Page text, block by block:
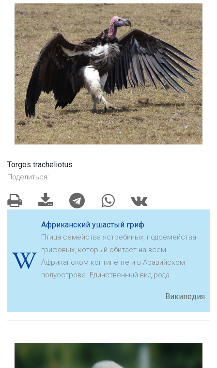
Torgos tracheliotus
Поделиться:
Африканский ушастый гриф
Птица семейства ястребиных, подсемейства
грифовых, который обитает на всём
Африканском континенте и в Аравийском
полуострове. Единственный вид рода.
Википедия